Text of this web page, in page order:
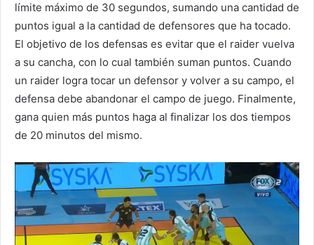
límite máximo de 30 segundos, sumando una cantidad de
puntos igual a la cantidad de defensores que ha tocado.
El objetivo de los defensas es evitar que el raider vuelva
a su cancha, con lo cual también suman puntos. Cuando
un raider logra tocar un defensor y volver a su campo, el
defensa debe abandonar el campo de juego. Finalmente,
gana quien más puntos haga al finalizar los dos tiempos
de 20 minutos del mismo.